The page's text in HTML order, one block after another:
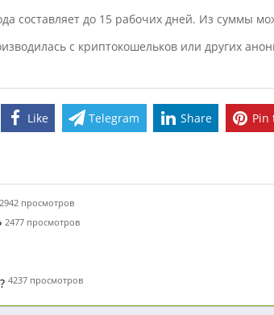
составляет до 15 рабочих дней. Из суммы
с криптокошельков или других
Like Telegram Share Pin
2942 просмотров
2477 просмотров
4237 просмотров